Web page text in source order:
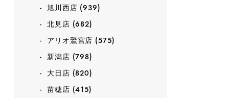
旭川西店 (939)
北見店 (682)
アリオ鷲宮店 (575)
新潟店 (798)
大日店 (820)
苗穂店 (415)